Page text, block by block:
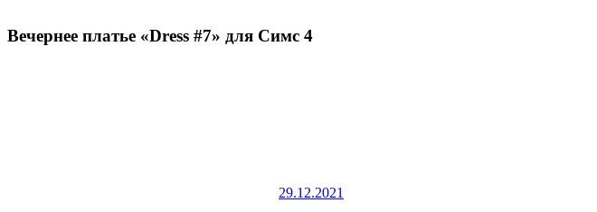
Вечернее платье «Dress #7» для Симс 4
29.12.2021